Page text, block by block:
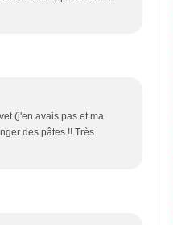
(j'en avais pas et ma
des pâtes !! Très